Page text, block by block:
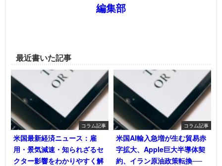
編集部
最近書いた記事
コラム記事
米国最新経済ニュース：雇
用・景気減速・知られざるセ
クター影響をわかりやすく解
コラム記事
米国AI輸入急増が生む貿易赤
字拡大、Apple巨大半導体契
約、イラン原油政策転換──